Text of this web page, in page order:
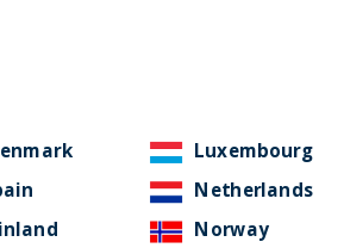
Luxembourg
Netherlands
Norway